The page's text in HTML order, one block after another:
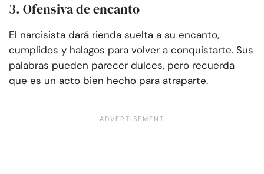
3. Ofensiva de encanto
El narcisista dará rienda suelta a su encanto,
cumplidos y halagos para volver a conquistarte. Sus
palabras pueden parecer dulces, pero recuerda
que es un acto bien hecho para atraparte.